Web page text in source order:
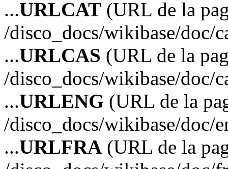
...URLCAT (URL de la
/disco_docs/wikibase/
...URLCAS (URL de la
/disco_docs/wikibase/doc/
...URLENG (URL de la
/disco_docs/wikibase/
...URLFRA (URL de la